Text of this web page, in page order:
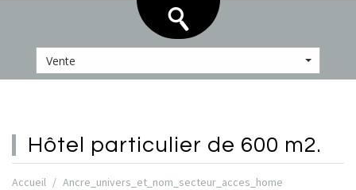
Vente
hôtel particulier de 600 m2.
Accueil
Ancre_univers_et_nom_secteur_acces_home